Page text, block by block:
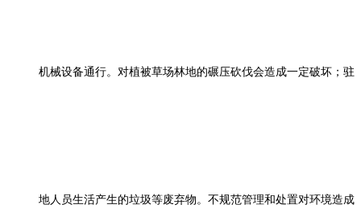
机械设备通行。对植被草场林地的碾压砍伐会造成一定破坏；驻
地人员生活产生的垃圾等废弃物。不规范管理和处置对环境造成